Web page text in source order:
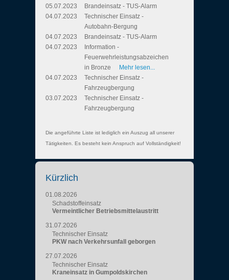
05.07.2023
Brandeinsatz - TUS-Alarm
04.07.2023
Technischer Einsatz -
Autobahn-Bergung
04.07.2023
Brandeinsatz - TUS-Alarm
04.07.2023
Information -
Feuerwehrleistungsabzeichen
in Bronze
Mehr lesen...
04.07.2023
Technischer Einsatz -
Fahrzeugbergung
03.07.2023
Technischer Einsatz -
Fahrzeugbergung
Die angeführte Liste ist lediglich ein Auszug all unserer
Tätigkeiten. Es besteht kein Anspruch auf Vollständigkeit!
Kürzlich
01.08.2026
Schadstoffeinsatz
Vermeintlicher Betriebsmittelaustritt
31.07.2026
Technischer Einsatz
PKW nach Verkehrsunfall geborgen
27.07.2026
Technischer Einsatz
Kraneinsatz in Gumpoldskirchen